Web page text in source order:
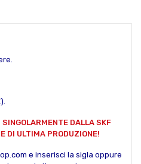
DALLA SKF
DI ULTIMA PRODUZIONE!
e inserisci la sigla oppure